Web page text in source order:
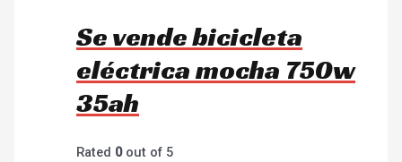
Se vende bicicleta
eléctrica mocha 750w
35ah
Rated 0out of 5